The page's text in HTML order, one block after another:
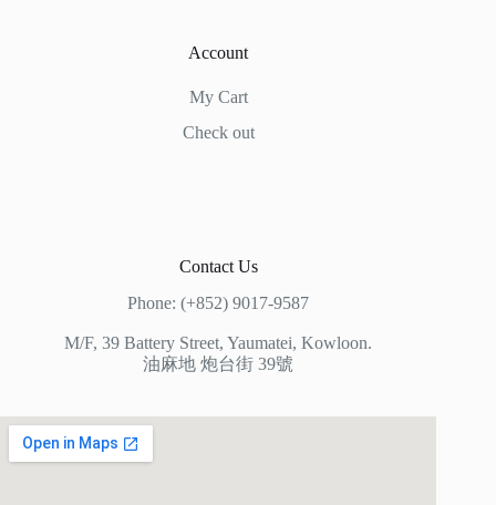
Account
My Cart
Check out
Contact Us
Phone: (+852) 9017-9587
M/F, 39 Battery Street, Yaumatei, Kowloon.
油麻地 炮台街 39號